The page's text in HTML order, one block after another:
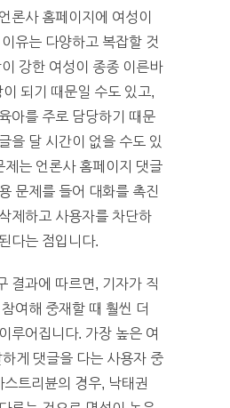
론사 홈페이지에 여성이
유는 다양하고 복잡할 것
강한 여성이 종종 이른바
이 되기 때문일 수도 있고,
아를 주로 담당하기 때문
을 달 시간이 없을 수도 있
제는 언론사 홈페이지 댓글
문제를 들어 대화를 촉진
제하고 사용자를 차단하
다는 점입니다.
결과에 따르면, 기자가 직
여해 중재할 때 훨씬 더
루어집니다. 가장 높은 여
게 댓글을 다는 사용자 중
트리뷴의 경우, 낙태권